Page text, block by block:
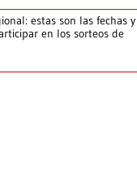
estas son las fechas y
en los sorteos de